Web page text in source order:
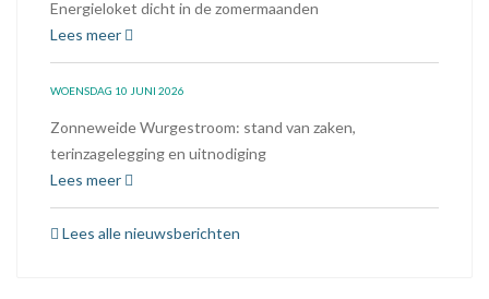
Energieloket dicht in de zomermaanden
Lees meer
WOENSDAG 10 JUNI 2026
Zonneweide Wurgestroom: stand van zaken,
terinzagelegging en uitnodiging
Lees meer
Lees alle nieuwsberichten